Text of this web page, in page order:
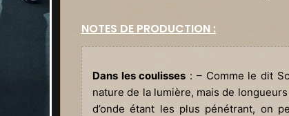
NOTES DE PRODUCTION :
Dans les coulisses : – Comme le dit
nature de la lumière, mais de
d’onde étant les plus pénétrant, on